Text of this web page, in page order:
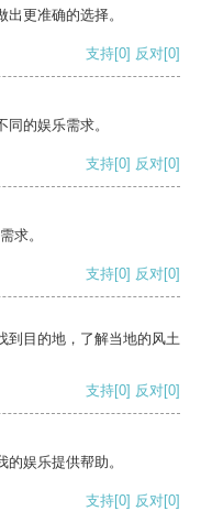
更准确的选择。
支持[0] 反对[0]
的娱乐需求。
支持[0] 反对[0]
求。
支持[0] 反对[0]
到目的地，了解当地的风土
支持[0] 反对[0]
娱乐提供帮助。
支持[0] 反对[0]